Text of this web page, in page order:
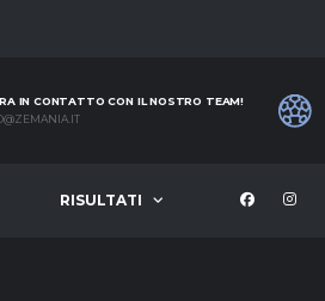
IN CONTATTO CON IL NOSTRO TEAM!
RISULTATI